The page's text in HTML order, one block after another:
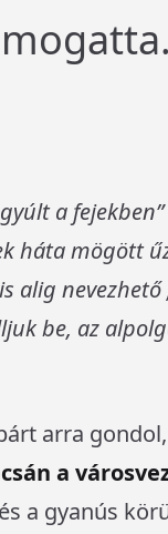
a
háta mögött
alig
be, az
arra
a
a gyanús